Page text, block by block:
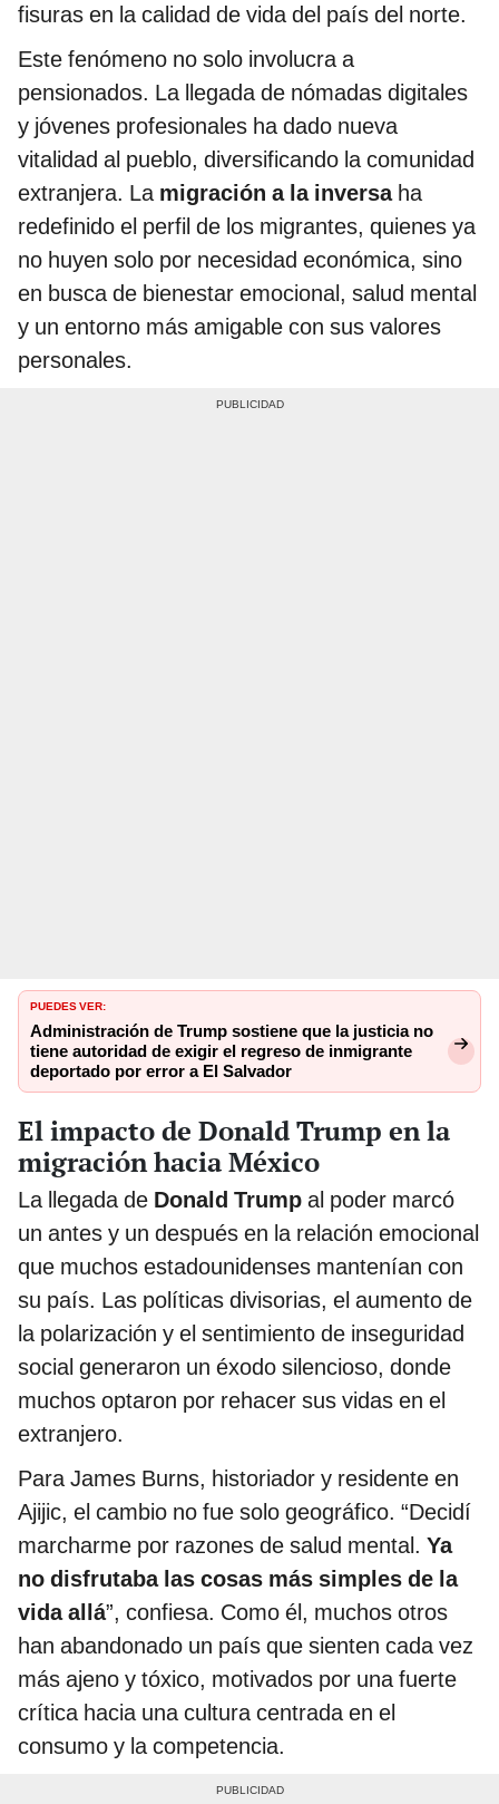
fisuras en la calidad de vida del país del norte.
Este fenómeno no solo involucra a
pensionados. La llegada de nómadas digitales
y jóvenes profesionales ha dado nueva
vitalidad al pueblo, diversificando la comunidad
extranjera. La migración a la inversaha
redefinido el perfil de los migrantes, quienes ya
no huyen solo por necesidad económica, sino
en busca de bienestar emocional, salud mental
y un entorno más amigable con sus valores
personales.
PUEDES VER:
Administración de Trump sostiene que la justicia no
tiene autoridad de exigir el regreso de inmigrante
deportado por error a El Salvador
El impacto de Donald Trump en la
migración hacia México
La llegada de Donald Trump al poder marcó
un antes y un después en la relación emocional
que muchos estadounidenses mantenían con
su país. Las políticas divisorias, el aumento de
la polarización y el sentimiento de inseguridad
social generaron un éxodo silencioso, donde
muchos optaron por rehacer sus vidas en el
extranjero.
Para James Burns, historiador y residente en
Ajijic, el cambio no fue solo geográfico. “Decidí
marcharme por razones de salud mental. Ya
no disfrutaba las cosas más simples de la
vida allá”, confiesa. Como él, muchos otros
han abandonado un país que sienten cada vez
más ajeno y tóxico, motivados por una fuerte
crítica hacia una cultura centrada en el
consumo y la competencia.